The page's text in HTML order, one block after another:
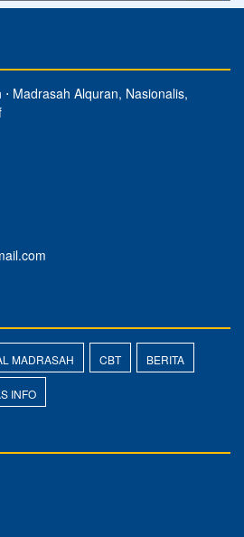
Madrasah Alquran, Nasionalis,
MADRASAH CBT BERITA
INFO